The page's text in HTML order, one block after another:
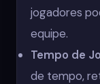
jogadores
equipe.
Tempo de
de tempo,